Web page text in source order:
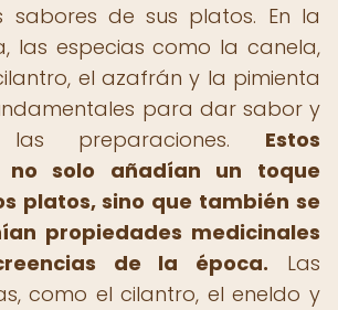
sabores de sus platos. En la
las especias como la canela,
el azafrán y la pimienta
para dar sabor y
preparaciones. Estos
no solo añadían un toque
platos, sino que también se
propiedades medicinales
de la época. Las
como el cilantro, el eneldo y